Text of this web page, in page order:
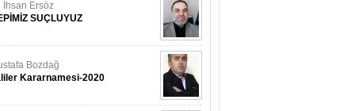
İhsan Ersöz
SUÇLUYUZ
Bozdağ
Kararnamesi-2020